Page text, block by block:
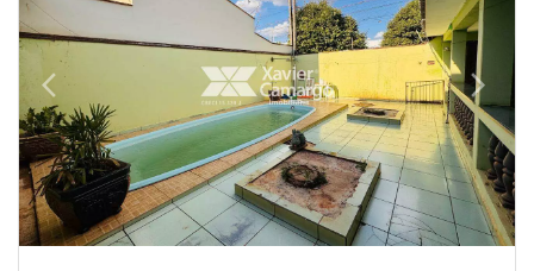
arrow_back_iosPrevious arrow_forward_iosNext